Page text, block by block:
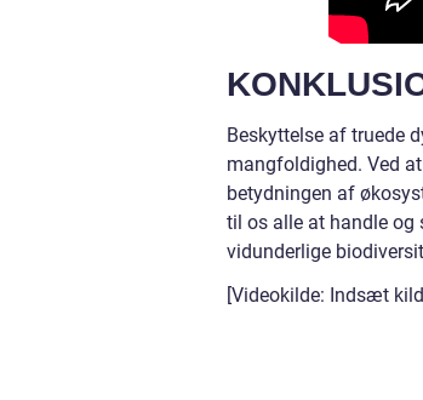
Beskyttelse af truede
mangfoldighed. Ved
betydningen af
til os alle at handle og
vidunderlige
[Videokilde: Indsæt